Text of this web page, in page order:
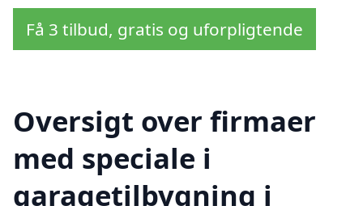
Få 3 tilbud, gratis og uforpligtende
Oversigt over firmaer
med speciale i
garagetilbygning i